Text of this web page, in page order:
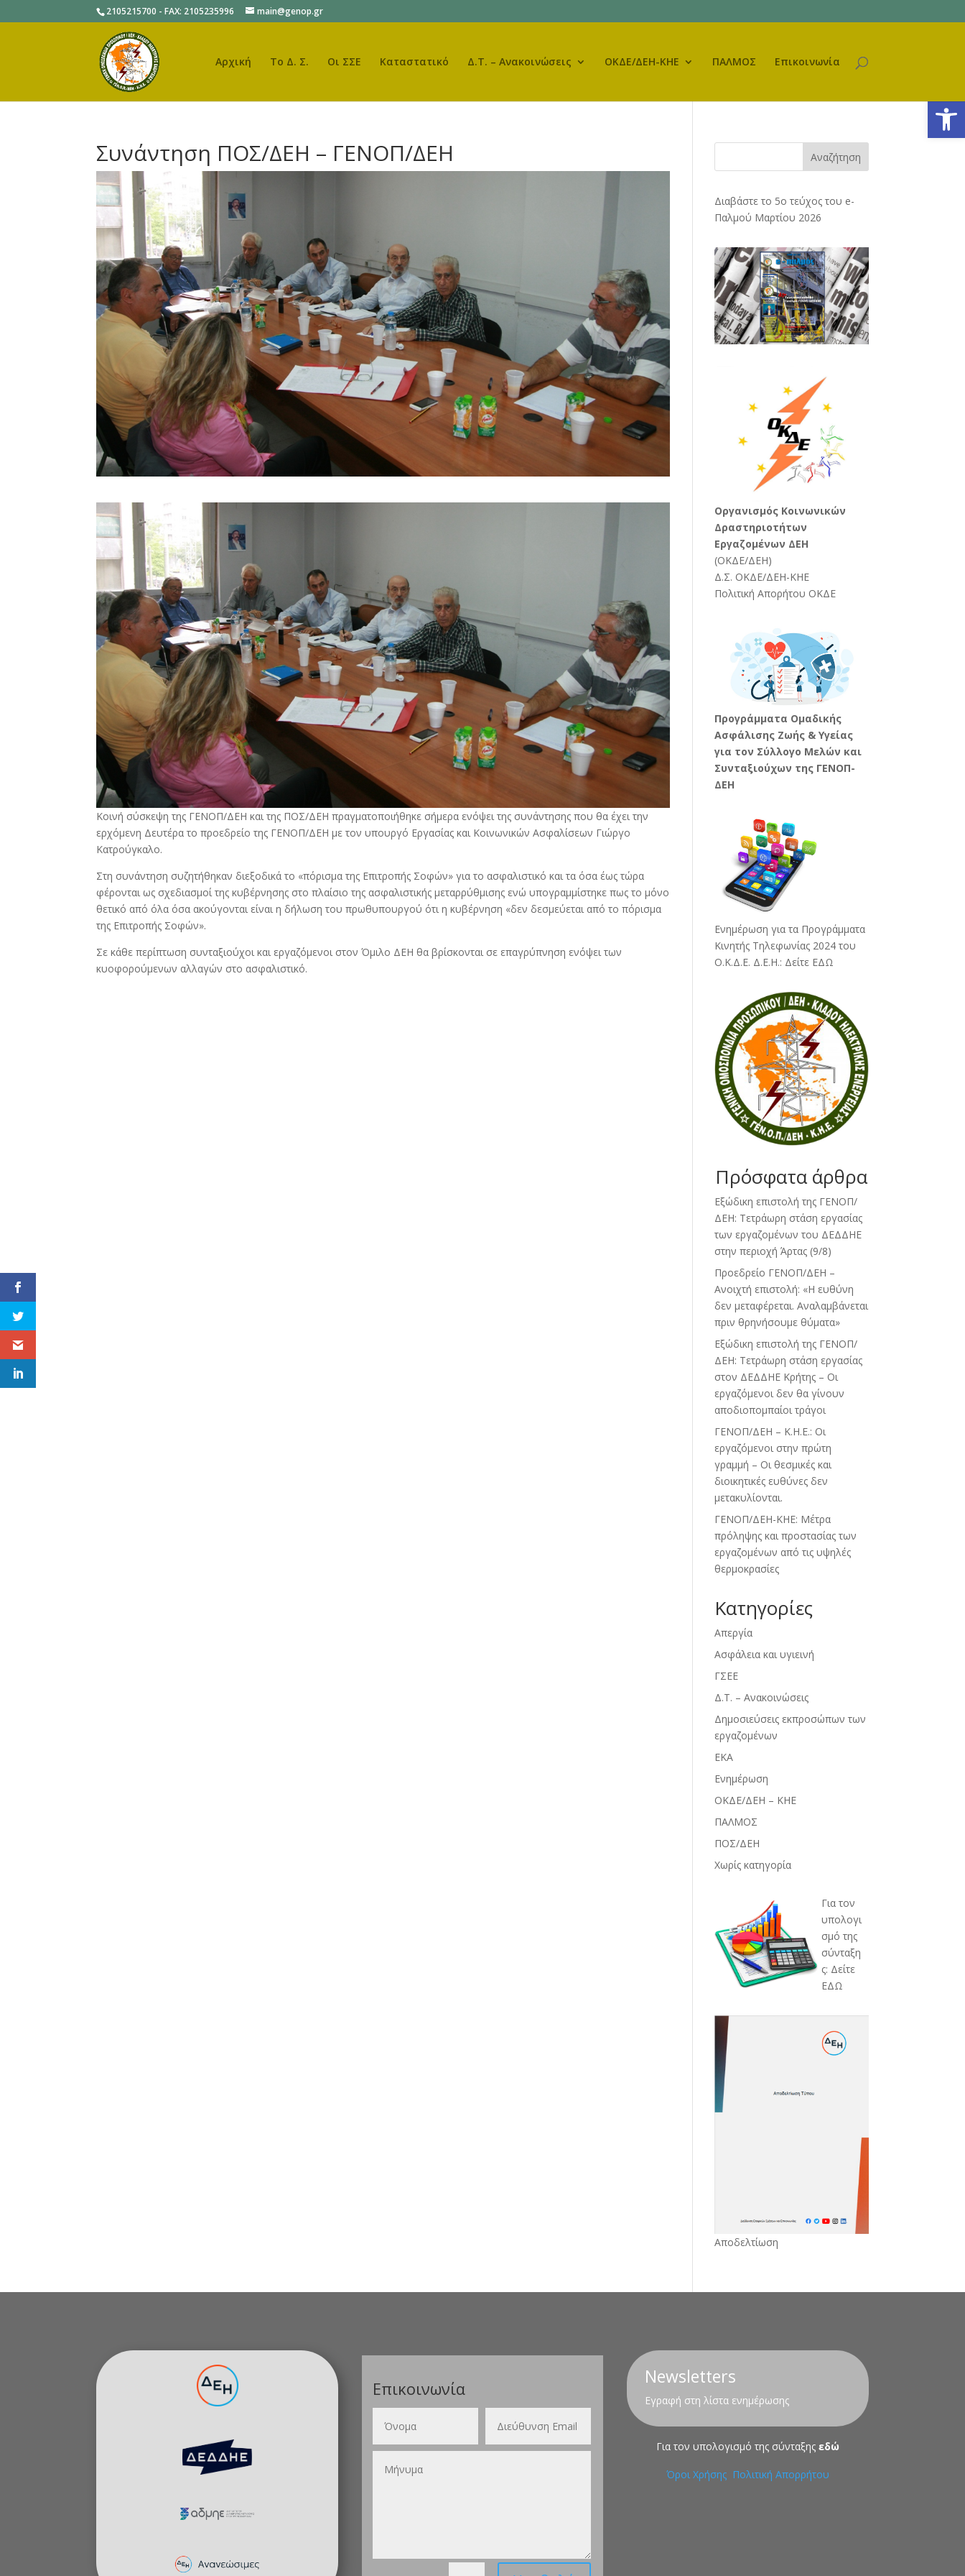
2105215700 - FAX: 2105235996 main@genop.gr
Αρχική Το Δ. Σ. Οι ΣΣΕ Καταστατικό Δ.Τ. – Ανακοινώσεις ΟΚΔΕ/ΔΕΗ-ΚΗΕ ΠΑΛΜΟΣ Επικοινωνία
Συνάντηση ΠΟΣ/ΔΕΗ – ΓΕΝΟΠ/ΔΕΗ
Κοινή σύσκεψη της ΓΕΝΟΠ/ΔΕΗ και της ΠΟΣ/ΔΕΗ πραγματοποιήθηκε σήμερα ενόψει της συνάντησης που θα έχει την
ερχόμενη Δευτέρα το προεδρείο της ΓΕΝΟΠ/ΔΕΗ με τον υπουργό Εργασίας και Κοινωνικών Ασφαλίσεων Γιώργο
Κατρούγκαλο.
Στη συνάντηση συζητήθηκαν διεξοδικά το «πόρισμα της Επιτροπής Σοφών» για το ασφαλιστικό και τα όσα έως τώρα
φέρονται ως σχεδιασμοί της κυβέρνησης στο πλαίσιο της ασφαλιστικής μεταρρύθμισης ενώ υπογραμμίστηκε πως το μόνο
θετικό από όλα όσα ακούγονται είναι η δήλωση του πρωθυπουργού ότι η κυβέρνηση «δεν δεσμεύεται από το πόρισμα
της Επιτροπής Σοφών».
Σε κάθε περίπτωση συνταξιούχοι και εργαζόμενοι στον Όμιλο ΔΕΗ θα βρίσκονται σε επαγρύπνηση ενόψει των
κυοφορούμενων αλλαγών στο ασφαλιστικό.
Αναζήτηση
Διαβάστε το 5ο τεύχος του e-
Παλμού Μαρτίου 2026
Oργανισμός Κοινωνικών
Δραστηριοτήτων
Εργαζομένων ΔΕΗ
(ΟΚΔΕ/ΔΕΗ)
Δ.Σ. ΟΚΔΕ/ΔΕΗ-ΚΗΕ
Πολιτική Απορήτου ΟΚΔΕ
Προγράμματα Ομαδικής
Ασφάλισης Ζωής & Υγείας
για τον Σύλλογο Μελών και
Συνταξιούχων της ΓΕΝΟΠ-
ΔΕΗ
Ενημέρωση για τα Προγράμματα
Κινητής Τηλεφωνίας 2024 του
Ο.Κ.Δ.Ε. Δ.Ε.Η.: Δείτε ΕΔΩ
Πρόσφατα άρθρα
Εξώδικη επιστολή της ΓΕΝΟΠ/
ΔΕΗ: Τετράωρη στάση εργασίας
των εργαζομένων του ΔΕΔΔΗΕ
στην περιοχή Άρτας (9/8)
Προεδρείο ΓΕΝΟΠ/ΔΕΗ –
Ανοιχτή επιστολή: «Η ευθύνη
δεν μεταφέρεται. Αναλαμβάνεται
πριν θρηνήσουμε θύματα»
Εξώδικη επιστολή της ΓΕΝΟΠ/
ΔΕΗ: Τετράωρη στάση εργασίας
στον ΔΕΔΔΗΕ Κρήτης – Οι
εργαζόμενοι δεν θα γίνουν
αποδιοπομπαίοι τράγοι
ΓΕΝΟΠ/ΔΕΗ – Κ.Η.Ε.: Οι
εργαζόμενοι στην πρώτη
γραμμή – Οι θεσμικές και
διοικητικές ευθύνες δεν
μετακυλίονται.
ΓΕΝΟΠ/ΔΕΗ-ΚΗΕ: Μέτρα
πρόληψης και προστασίας των
εργαζομένων από τις υψηλές
θερμοκρασίες
Kατηγορίες
Απεργία
Ασφάλεια και υγιεινή
ΓΣΕΕ
Δ.Τ. – Ανακοινώσεις
Δημοσιεύσεις εκπροσώπων των
εργαζομένων
ΕΚΑ
Ενημέρωση
ΟΚΔΕ/ΔΕΗ – ΚΗΕ
ΠΑΛΜΟΣ
ΠΟΣ/ΔΕΗ
Χωρίς κατηγορία
Για τον
υπολογι
σμό της
σύνταξη
ς: Δείτε
ΕΔΩ
Αποδελτίωση
Επικοινωνία
Newsletters
Εγραφή στη λίστα ενημέρωσης
Για τον υπολογισμό της σύνταξης εδώ
Όροι Χρήσης Πολιτική Απορρήτου